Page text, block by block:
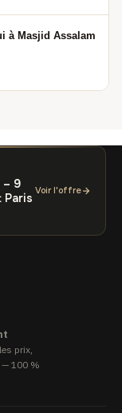
à Masjid Assalam
– 9
Paris
Voir l'offre
prix,
— 100 %